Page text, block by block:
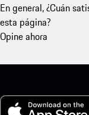
En general, ¿Cuán
esta página?
Opine ahora